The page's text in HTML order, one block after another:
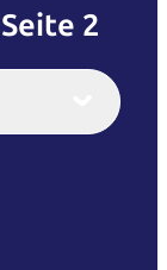
2
文